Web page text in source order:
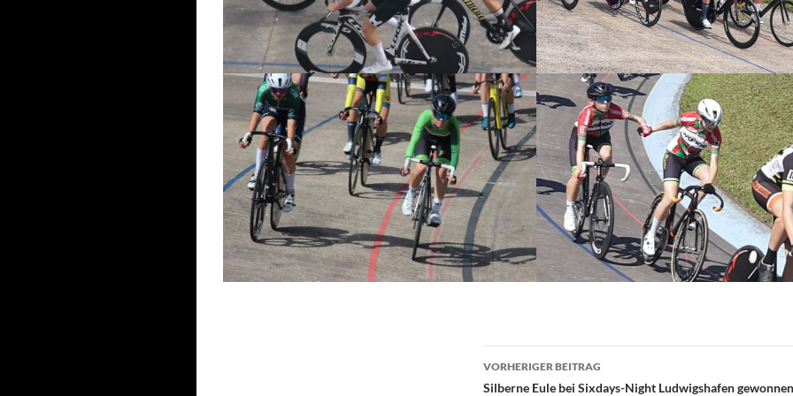
Beitragsnavigation
VORHERIGER BEITRAG
Silberne Eule bei Sixdays-Night Ludwigshafen gewonnen